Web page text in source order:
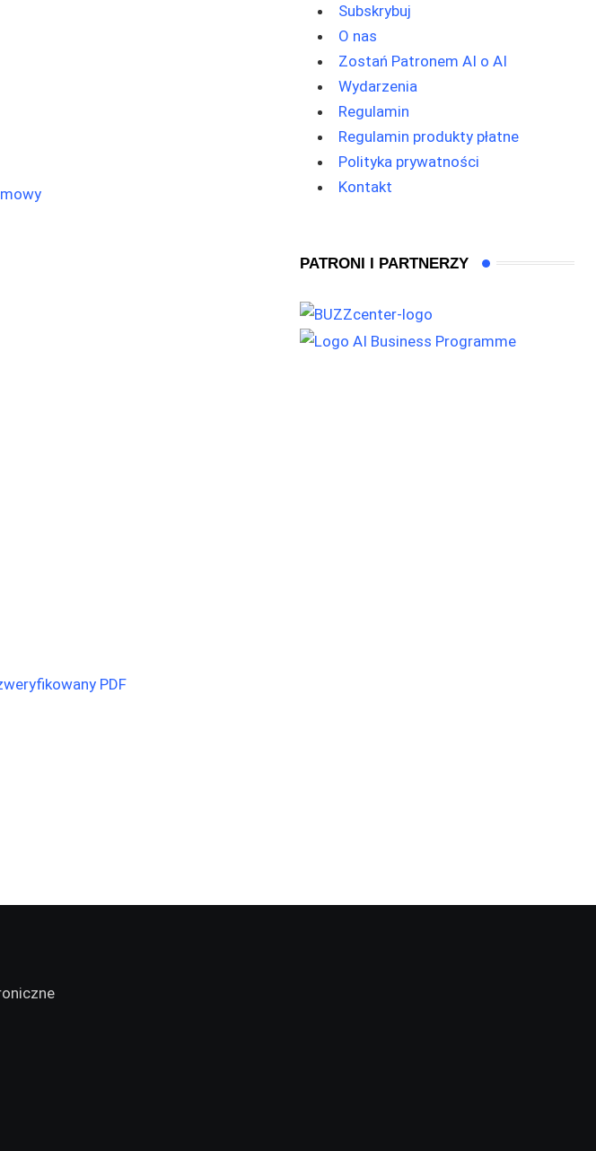
Subskrybuj
O nas
Zostań Patronem AI o AI
Wydarzenia
Regulamin
Regulamin produkty płatne
Polityka prywatności
Kontakt
PATRONI I PARTNERZY